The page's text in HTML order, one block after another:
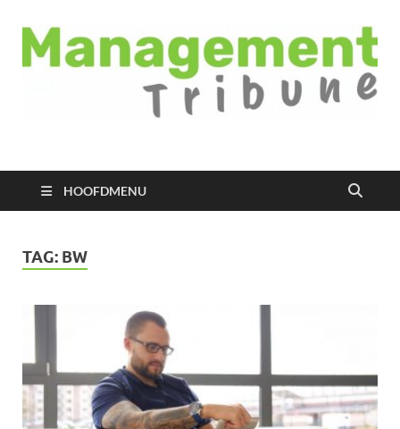
Managementtribune
HOOFDMENU
TAG: BW